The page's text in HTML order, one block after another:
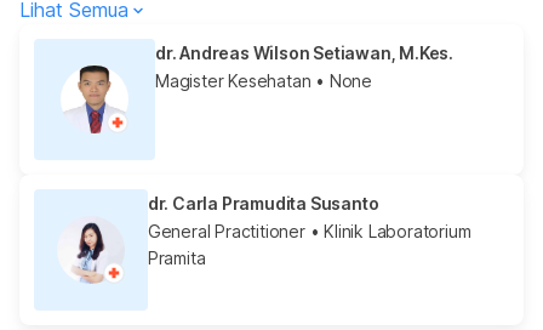
Lihat Semua
dr. Andreas Wilson Setiawan, M.Kes.
Magister Kesehatan • None
dr. Carla Pramudita Susanto
General Practitioner• Klinik Laboratorium
Pramita